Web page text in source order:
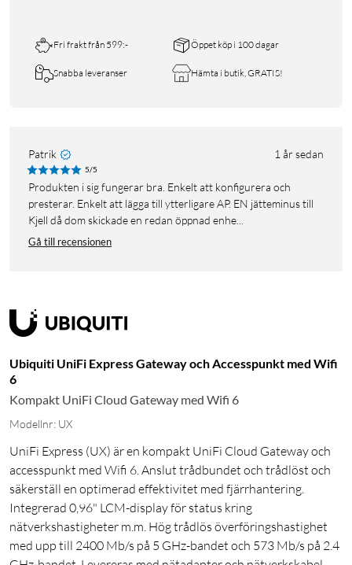
Fri frakt från 599:- Öppet köp i 100 dagar
Snabba leveranser Hämta i butik, GRATIS!
Patrik 1 år sedan
5/5
Produkten i sig fungerar bra. Enkelt att konfigurera och
presterar. Enkelt att lägga till ytterligare AP. EN jätteminus till
Kjell då dom skickade en redan öppnad enhe...
Gå till recensionen
Ubiquiti UniFi Express Gateway och Accesspunkt med Wifi
6
Kompakt UniFi Cloud Gateway med Wifi 6
Modellnr: UX
UniFi Express (UX) är en kompakt UniFi Cloud Gateway och
accesspunkt med Wifi 6. Anslut trådbundet och trådlöst och
säkerställ en optimerad effektivitet med fjärrhantering.
Integrerad 0,96" LCM-display för status kring
nätverkshastigheter m.m. Hög trådlös överföringshastighet
med upp till 2400 Mb/s på 5 GHz-bandet och 573 Mb/s på 2.4